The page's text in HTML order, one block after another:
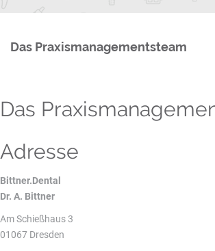
Das Praxismanagementsteam
Das
Adresse
Bittner.Dental
Dr. A. Bittner
Am Schießhaus 3
01067 Dresden